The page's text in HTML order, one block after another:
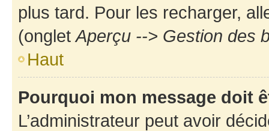
plus tard. Pour les recharger,
(ongletAperçu --> Gestion des
Haut
Pourquoi mon message doit
L’administrateur peut avoir